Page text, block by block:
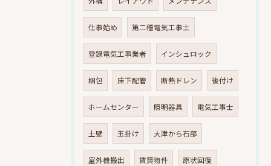
仕事始め 第二種電気工事士
登録電気工事業者 インシュロック
梱包 床下配管 断熱ドレン 後付け
ホームセンター 照明器具 電気工事士
土壁 玉掛け 大津から石部
室外機搬出 賃貸物件 原状回復